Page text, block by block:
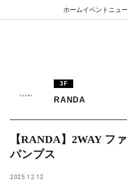
ホームイベント ニュ
ニュース
PARCOメンバーズ
한국어
3F
RANDA
【RANDA】2WAY フ
パンプス
2025.12.12